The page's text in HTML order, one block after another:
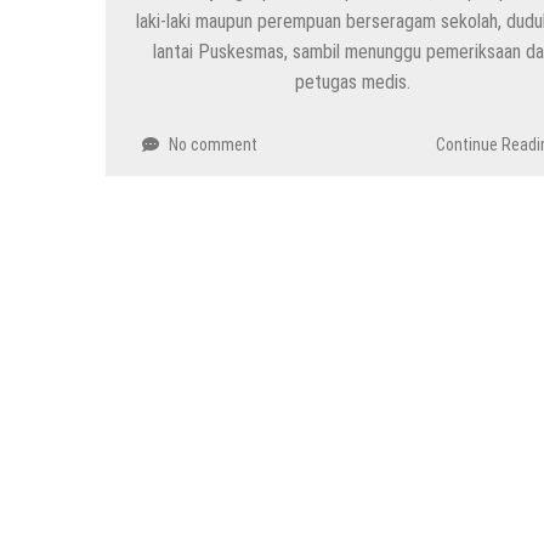
laki-laki maupun perempuan berseragam sekolah,
lantai Puskesmas, sambil menunggu pemeriksaan
petugas medis.
No comment Continue